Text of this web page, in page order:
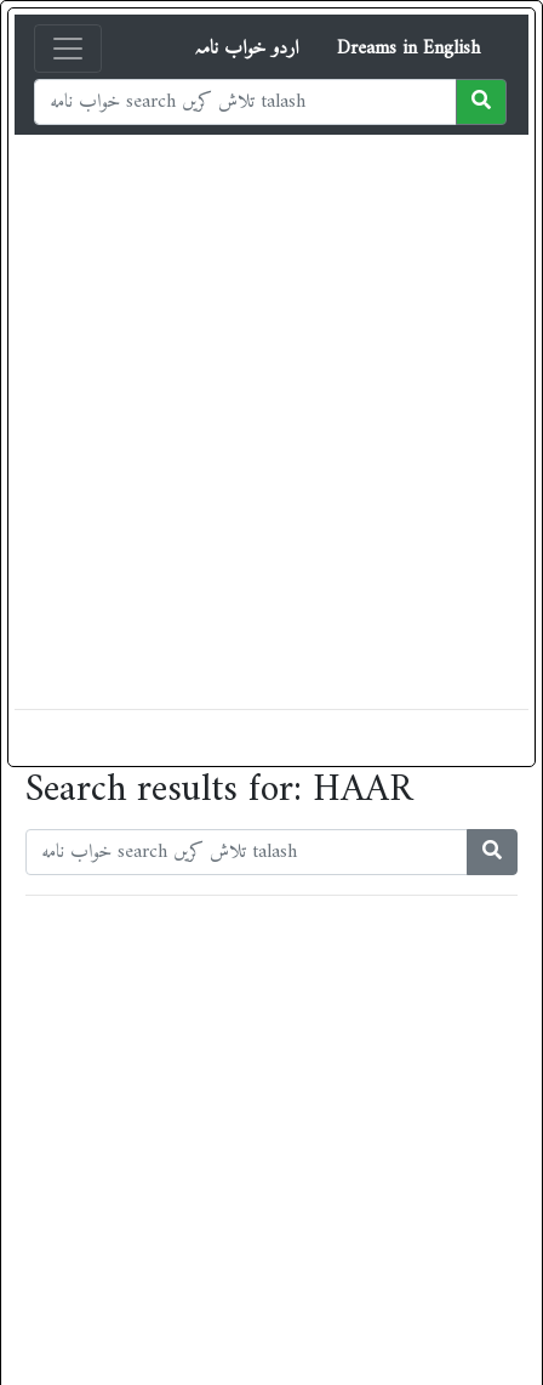
Dreams in English اردو خواب نامہ
Search results for: HAAR